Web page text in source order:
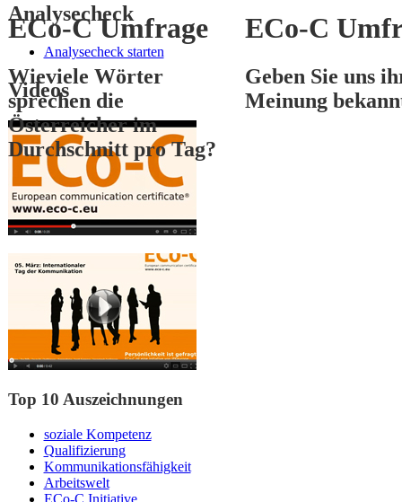
ECo-C Umfrage
Wieviele Wörter
sprechen die
Österreicher im
Durchschnitt pro Tag?
ECo-C
Geben Sie uns
Meinung
3
Analysecheck
Analysecheck starten
Videos
Top 10 Auszeichnungen
soziale Kompetenz
Qualifizierung
Kommunikationsfähigkeit
Arbeitswelt